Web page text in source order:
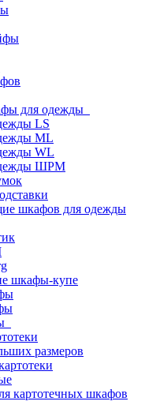
для одежды
LS
ML
WL
ШРМ
шкафов для одежды
шкафы-купе
размеров
картотечных шкафов